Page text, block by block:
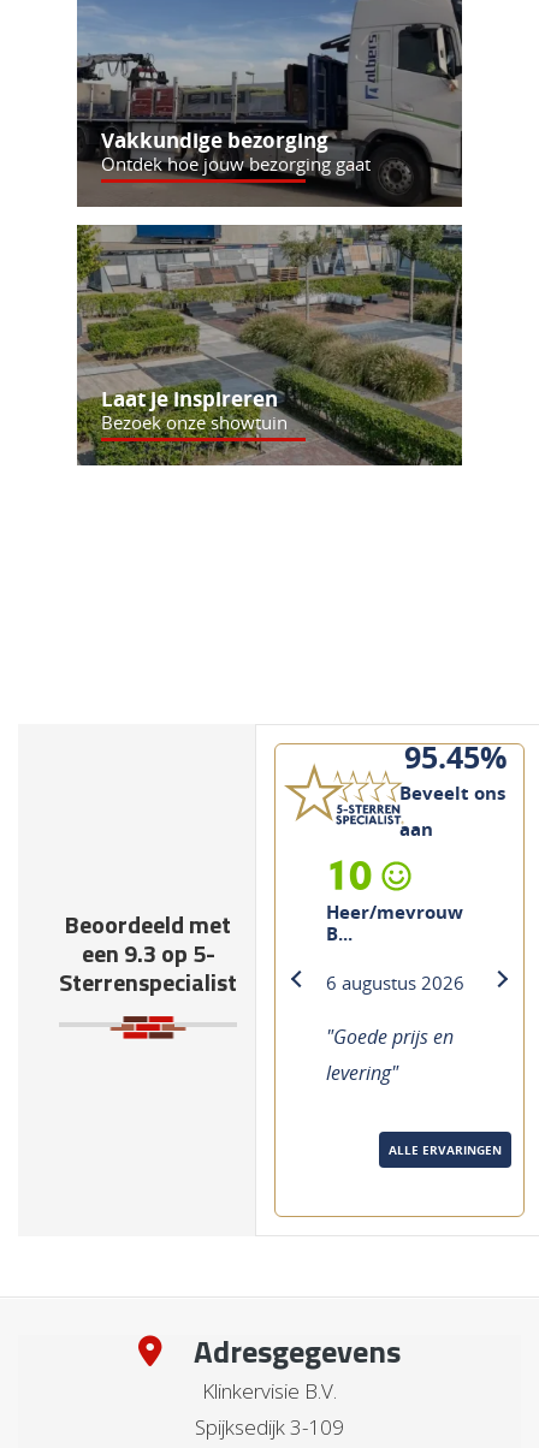
Vakkundige bezorging
Ontdek hoe jouw bezorging gaat
Laat je inspireren
Bezoek onze showtuin
Beoordeeld met
een 9.3 op 5-
Sterrenspecialist
95.45%
Beveelt ons
aan
10
Heer/mevrouw
B...
6 augustus 2026
"Goede prijs en
levering"
previous next
ALLE ERVARINGEN
Adresgegevens
Klinkervisie B.V.
Spijksedijk 3-109